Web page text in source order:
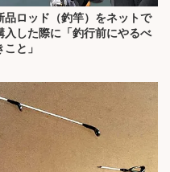
品ロッド（釣竿）をネットで
入した際に「釣行前にやるべ
こと」